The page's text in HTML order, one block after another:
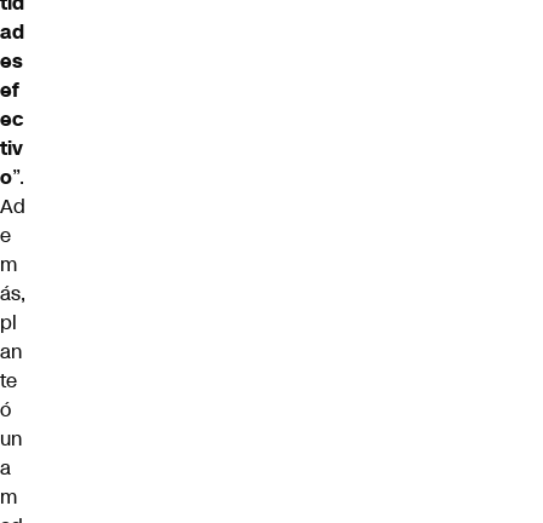
ad
es
ef
ec
tiv
o”.
Ad
e
m
ás,
pl
an
te
ó
un
a
m